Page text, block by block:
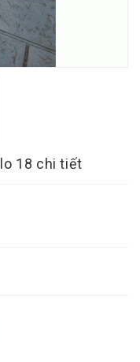
18 chi tiết